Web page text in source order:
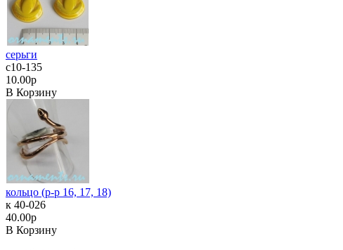
серьги
с10-135
10.00р
В Корзину
кольцо (р-р 16, 17, 18)
к 40-026
40.00р
В Корзину